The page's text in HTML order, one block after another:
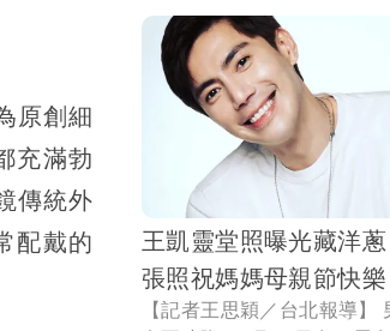
原創細
充滿勃
傳統外
配戴的
菲董親臨欣賞展覽的照片，
朋友菲董的到訪」，讓時尚
王凱靈堂照曝光藏洋
張照祝媽媽母親節快
【記者王思穎／台北報導】